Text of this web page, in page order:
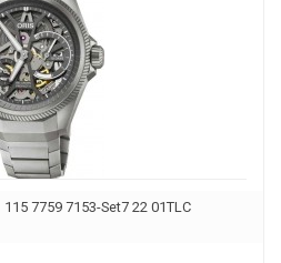
7759 7153-Set7 22 01TLC